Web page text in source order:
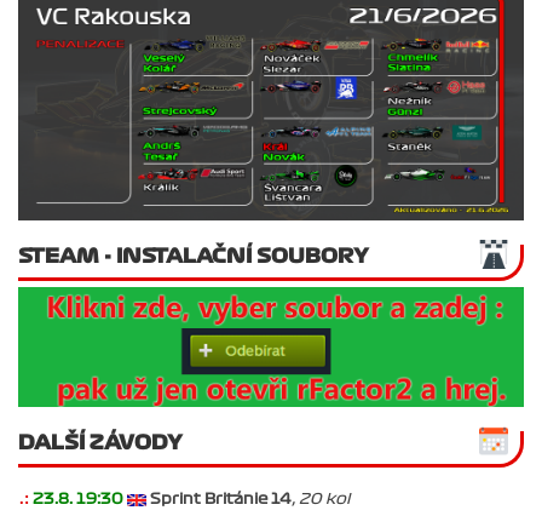
STEAM - INSTALAČNÍ SOUBORY
DALŠÍ ZÁVODY
.: 23.8. 19:30 Sprint Británie 14, 20 kol